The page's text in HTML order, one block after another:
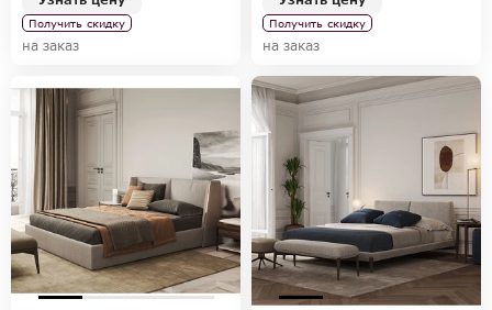
Получить скидку
на заказ
Получить скидку
на заказ